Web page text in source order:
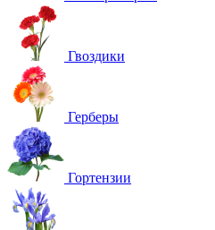
Гвоздики
Герберы
Гортензии